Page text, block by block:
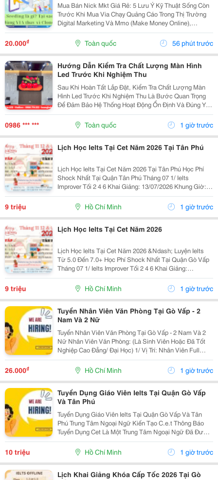
Mua Bán Nick Mkt Giá Rẻ: 5 Lưu Ý Kỹ Thuật Sống Còn
Trước Khi Mua Via Chạy Quảng Cáo Trong Thị Trường
Digital Marketing Và Mmo (Make Money Online),
Facebook Ads Vẫn Luôn Là Kênh Mang Lại Lượng
Khách Hàng Tiềm Năng Và Dòng Doanh Thu Đột Phá.
Để Vận...
20.000₫ Toàn quốc 56 phút trước
Hướng Dẫn Kiểm Tra Chất Lượng Màn Hình
Led Trước Khi Nghiệm Thu
Sau Khi Hoàn Tất Lắp Đặt, Kiểm Tra Chất Lượng Màn
Hình Led Trước Khi Nghiệm Thu Là Bước Quan Trọng
Để Đảm Bảo Hệ Thống Hoạt Động Ổn Định Và Đúng Yêu
Cầu Kỹ Thuật. Một Số Hạng Mục Cần Kiểm Tra Gồm:
Chất Lượng Hiển Thị, Độ Sáng, Màu Sắc, Độ Đồng
0986 *** *** Toàn quốc 1 giờ trước
Lịch Học Ielts Tại Cet Năm 2026 Tại Tân Phú
Lịch Học Ielts Tại Cet Năm 2026 Tại Tân Phú Học Phí
Shock Nhất Tại Quận Tân Phú Tháng 07 1/ Ielts
Improver Tối 2 4 6 Khai Giảng: 13/07/2026 Khung Giờ:
18:00 Đến 21:00 Học Phí Ưu Đãi 5% Khi Đăng Ký 2/ Ielts
Basic Tối 3 5 7 Khai...
9 triệu Hồ Chí Minh 1 giờ trước
Lịch Học Ielts Tại Cet Năm 2026
Lịch Học Ielts Tại Cet Năm 2026 &Ndash; Luyện Ielts
Từ 5.0 Đến 7.0+ Học Phí Shock Nhất Tại Quận Gò Vấp
Tháng 07 1/ Ielts Improver Tối 2 4 6 Khai Giảng:
13/07/2026 Khung Giờ: 18:00 Đến 21:00 Học Phí Ưu Đãi
5% Khi Đăng Ký 2/ Ielts...
9 triệu Hồ Chí Minh 1 giờ trước
Tuyển Nhân Viên Văn Phòng Tại Gò Vấp - 2
Nam Và 2 Nữ
Tuyển Nhân Viên Văn Phòng Tại Gò Vấp - 2 Nam Và 2
Nữ Nhân Viên Văn Phòng: (Là Sinh Viên Hoặc Đã Tốt
Nghiệp Cao Đẳng/ Đại Học) 1/ Vị Trí: Nhân Viên Full
Time (2 Nam 2 Nữ) Ca Làm: 13:00 Đến 21:00 (1 Tháng
Được Nghỉ Phép 1 Ngày, Và Hưởng Các Ngày...
26.000₫ Hồ Chí Minh 1 giờ trước
Tuyển Dụng Giáo Viên Ielts Tại Quận Gò Vấp
Và Tân Phú
Tuyển Dụng Giáo Viên Ielts Tại Quận Gò Vấp Và Tân
Phú Trung Tâm Ngoại Ngữ Kiến Tạo C.e.t Thông Báo
Tuyển Dụng Cet Là Một Trung Tâm Ngoại Ngữ Đã Được
Thành Lập 16 Năm Chuyên Về Chương Trình Anh Văn
Học Thuật Ielts &Ndash; Toefl Ibt. Trung Tâm...
10 triệu Hồ Chí Minh 1 giờ trước
Lịch Khai Giảng Khóa Cấp Tốc 2026 Tại Gò